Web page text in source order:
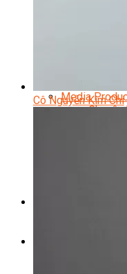
Digital
Adobe
Media
Sản
Biên
Dựng
Kỹ Thuật
Cô Nguyễn Kim Chi